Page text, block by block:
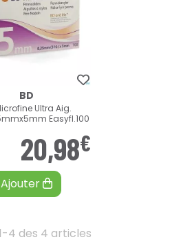
BD
Ultra Aig.
Easyfl.100
20,98€
Ajouter
4 des 4 articles